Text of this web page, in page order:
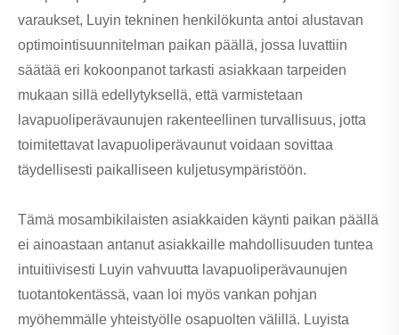
varaukset, Luyin tekninen henkilökunta antoi alustavan
optimointisuunnitelman paikan päällä, jossa luvattiin
säätää eri kokoonpanot tarkasti asiakkaan tarpeiden
mukaan sillä edellytyksellä, että varmistetaan
lavapuoliperävaunujen rakenteellinen turvallisuus, jotta
toimitettavat lavapuoliperävaunut voidaan sovittaa
täydellisesti paikalliseen kuljetusympäristöön.
Tämä mosambikilaisten asiakkaiden käynti paikan päällä
ei ainoastaan ​​antanut asiakkaille mahdollisuuden tuntea
intuitiivisesti Luyin vahvuutta lavapuoliperävaunujen
tuotantokentässä, vaan loi myös vankan pohjan
myöhemmälle yhteistyölle osapuolten välillä. Luyista